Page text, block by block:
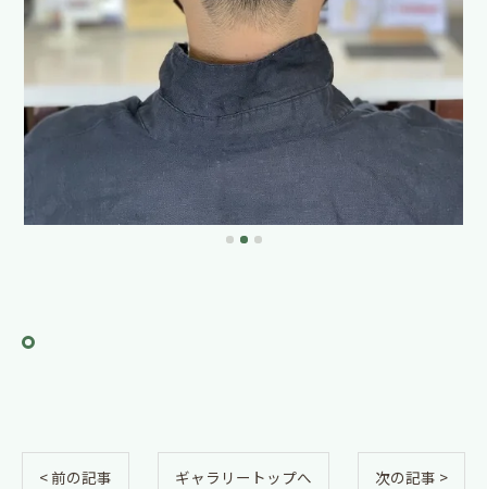
< 前の記事 ギャラリートップへ 次の記事 >